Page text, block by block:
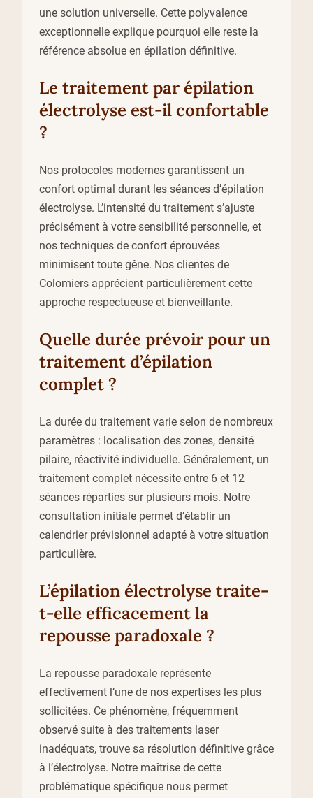
une solution universelle. Cette polyvalence
exceptionnelle explique pourquoi elle reste la
référence absolue en épilation définitive.
Le traitement par épilation
électrolyse est-il confortable
?
Nos protocoles modernes garantissent un
confort optimal durant les séances d’épilation
électrolyse. L’intensité du traitement s’ajuste
précisément à votre sensibilité personnelle, et
nos techniques de confort éprouvées
minimisent toute gêne. Nos clientes de
Colomiers apprécient particulièrement cette
approche respectueuse et bienveillante.
Quelle durée prévoir pour un
traitement d’épilation
complet ?
La durée du traitement varie selon de nombreux
paramètres : localisation des zones, densité
pilaire, réactivité individuelle. Généralement, un
traitement complet nécessite entre 6 et 12
séances réparties sur plusieurs mois. Notre
consultation initiale permet d’établir un
calendrier prévisionnel adapté à votre situation
particulière.
L’épilation électrolyse traite-
t-elle efficacement la
repousse paradoxale ?
La repousse paradoxale représente
effectivement l’une de nos expertises les plus
sollicitées. Ce phénomène, fréquemment
observé suite à des traitements laser
inadéquats, trouve sa résolution définitive grâce
à l’électrolyse. Notre maîtrise de cette
problématique spécifique nous permet